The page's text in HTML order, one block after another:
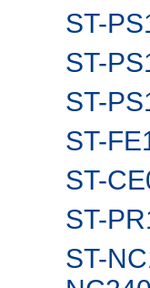
ST-
ST-
ST-
ST-
ST-
ST-
ST-